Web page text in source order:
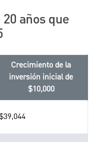
años que
Crecimiento de la
inversión inicial de
$10,000